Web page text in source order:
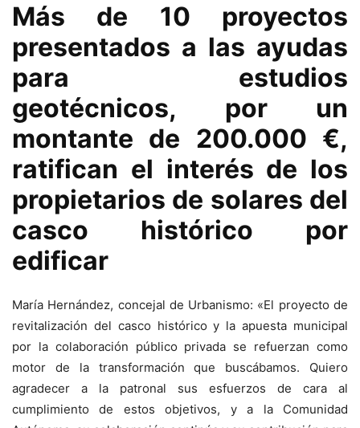
Más de 10 proyectos
presentados a las ayudas
para estudios
geotécnicos, por un
montante de 200.000 €,
ratifican el interés de los
propietarios de solares del
casco histórico por
edificar
María Hernández, concejal de Urbanismo: «El proyecto de
revitalización del casco histórico y la apuesta municipal
por la colaboración público privada se refuerzan como
motor de la transformación que buscábamos. Quiero
agradecer a la patronal sus esfuerzos de cara al
cumplimiento de estos objetivos, y a la Comunidad